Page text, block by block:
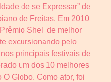
de se Expressar” de
de Freitas. Em 2010
Shell de melhor
excursionando pelo
principais festivais de
um dos 10 melhores
Globo. Como ator, foi